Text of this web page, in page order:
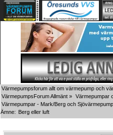
Värmepumpsforum allt om värmepump och
VärmepumpsForum Allmänt » Värmepumpar
Värmepumpar - Mark/Berg och
Ämne: Berg eller luft